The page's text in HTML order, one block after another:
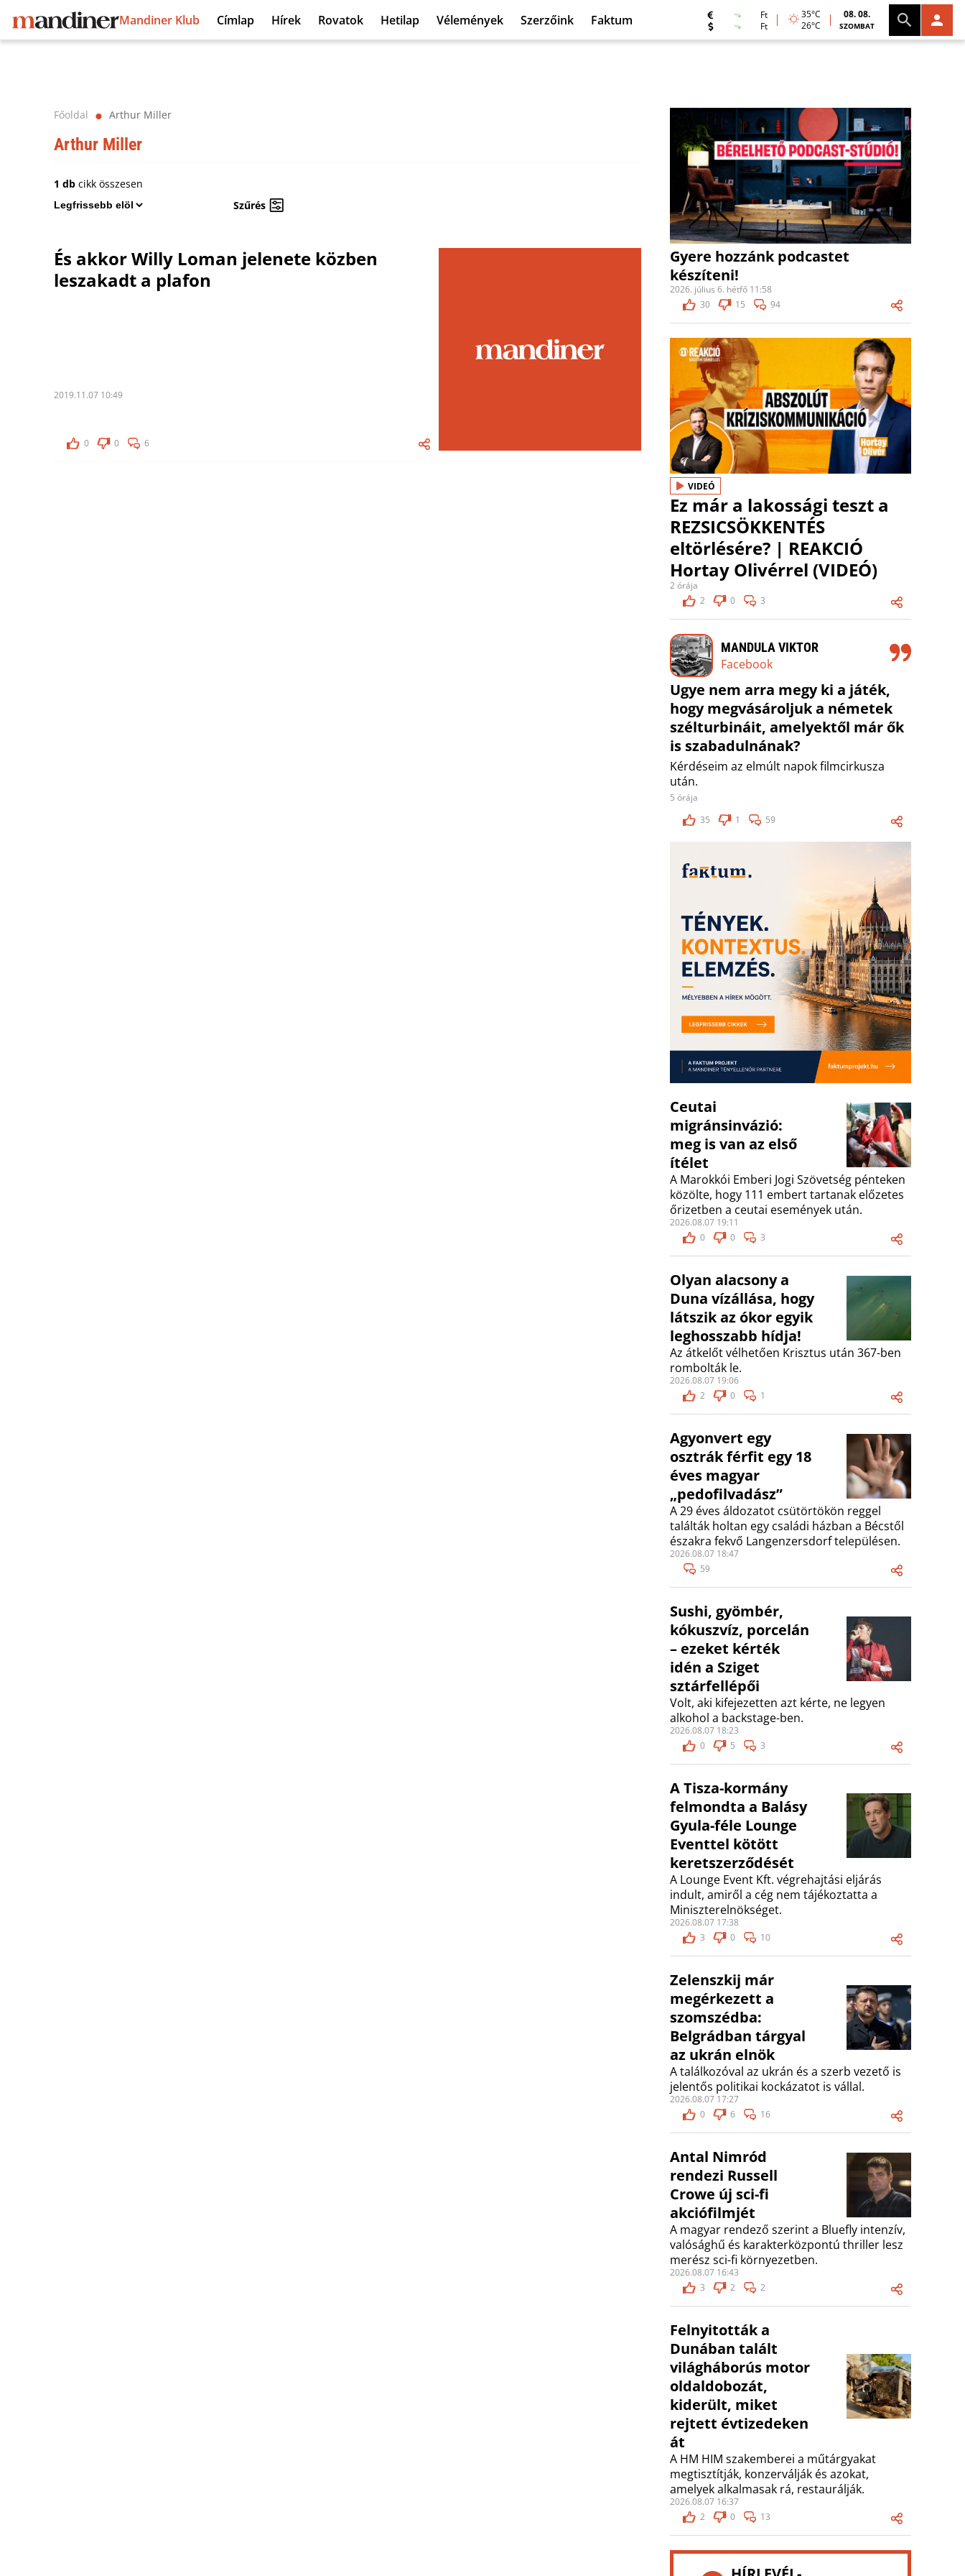
Mandiner Klub Címlap Hírek Rovatok Hetilap Vélemények Szerzőink Faktum
Ft
Ft
35°C
26°C
08. 08.
SZOMBAT
Főoldal ⬤ Arthur Miller
Arthur Miller
1 db cikk összesen
Szűrés
És akkor Willy Loman jelenete közben
leszakadt a plafon
2019.11.07 10:49
0 0 6
Gyere hozzánk podcastet
készíteni!
2026. július 6. hétfő 11:58
30
15 94
VIDEÓ
Ez már a lakossági teszt a
REZSICSÖKKENTÉS
eltörlésére? | REAKCIÓ
Hortay Olivérrel (VIDEÓ)
2 órája
2
0 3
MANDULA VIKTOR
Facebook
Ugye nem arra megy ki a játék,
hogy megvásároljuk a németek
szélturbináit, amelyektől már ők
is szabadulnának?
Kérdéseim az elmúlt napok filmcirkusza
után.
5 órája
35
1 59
Ceutai
migránsinvázió:
meg is van az első
ítélet
A Marokkói Emberi Jogi Szövetség pénteken
közölte, hogy 111 embert tartanak előzetes
őrizetben a ceutai események után.
2026.08.07 19:11
0
0 3
Olyan alacsony a
Duna vízállása, hogy
látszik az ókor egyik
leghosszabb hídja!
Az átkelőt vélhetően Krisztus után 367-ben
rombolták le.
2026.08.07 19:06
2
0 1
Agyonvert egy
osztrák férfit egy 18
éves magyar
„pedofilvadász”
A 29 éves áldozatot csütörtökön reggel
találták holtan egy családi házban a Bécstől
északra fekvő Langenzersdorf településen.
2026.08.07 18:47
59
Sushi, gyömbér,
kókuszvíz, porcelán
– ezeket kérték
idén a Sziget
sztárfellépői
Volt, aki kifejezetten azt kérte, ne legyen
alkohol a backstage-ben.
2026.08.07 18:23
0
5 3
A Tisza-kormány
felmondta a Balásy
Gyula-féle Lounge
Eventtel kötött
keretszerződését
A Lounge Event Kft. végrehajtási eljárás
indult, amiről a cég nem tájékoztatta a
Miniszterelnökséget.
2026.08.07 17:38
3
0 10
Zelenszkij már
megérkezett a
szomszédba:
Belgrádban tárgyal
az ukrán elnök
A találkozóval az ukrán és a szerb vezető is
jelentős politikai kockázatot is vállal.
2026.08.07 17:27
0
6 16
Antal Nimród
rendezi Russell
Crowe új sci-fi
akciófilmjét
A magyar rendező szerint a Bluefly intenzív,
valósághű és karakterközpontú thriller lesz
merész sci-fi környezetben.
2026.08.07 16:43
3
2 2
Felnyitották a
Dunában talált
világháborús motor
oldaldobozát,
kiderült, miket
rejtett évtizedeken
át
A HM HIM szakemberei a műtárgyakat
megtisztítják, konzerválják és azokat,
amelyek alkalmasak rá, restaurálják.
2026.08.07 16:37
2
0 13